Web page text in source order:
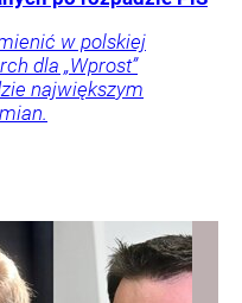
w polskiej
dla „Wprost”
największym